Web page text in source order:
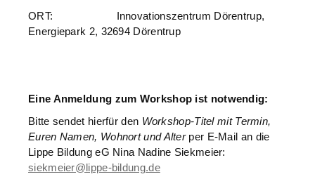
ORT: Innovationszentrum Dörentrup,
Energiepark 2, 32694 Dörentrup
Eine Anmeldung zum Workshop ist notwendig:
Bitte sendet hierfür den Workshop-Titel mit Termin,
Euren Namen, Wohnort und Alterper E-Mail an die
Lippe Bildung eG Nina Nadine Siekmeier:
siekmeier@lippe-bildung.de